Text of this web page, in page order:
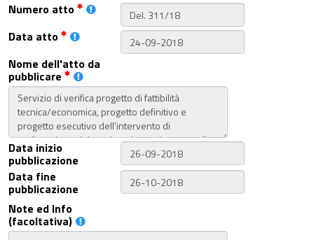
Numero atto
Data atto
Nome dell'atto da
pubblicare
Data inizio
pubblicazione
Data fine
pubblicazione
Note ed Info
(facoltativa)